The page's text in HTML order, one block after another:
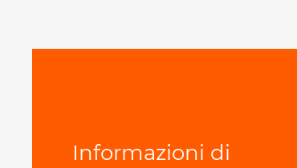
Informazioni di